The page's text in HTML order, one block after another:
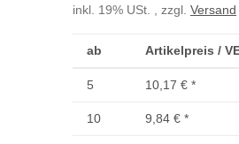
inkl. 19% USt. , zzgl. Versand
ab Artikelpreis /
5 10,17 € *
10 9,84 € *